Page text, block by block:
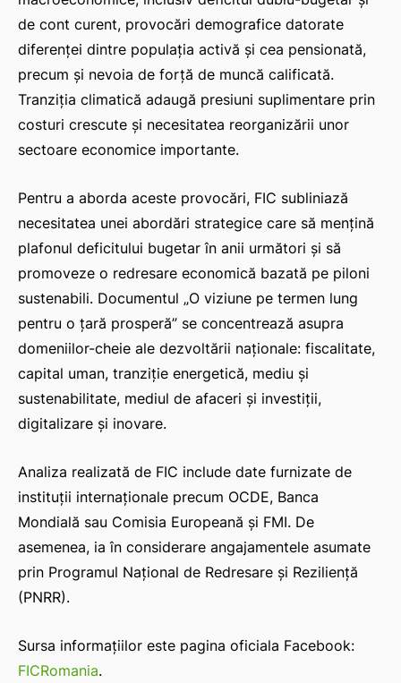
de cont curent, provocări demografice datorate
diferenței dintre populația activă și cea pensionată,
precum și nevoia de forță de muncă calificată.
Tranziția climatică adaugă presiuni suplimentare prin
costuri crescute și necesitatea reorganizării unor
sectoare economice importante.
Pentru a aborda aceste provocări, FIC subliniază
necesitatea unei abordări strategice care să mențină
plafonul deficitului bugetar în anii următori și să
promoveze o redresare economică bazată pe piloni
sustenabili. Documentul „O viziune pe termen lung
pentru o țară prosperă” se concentrează asupra
domeniilor-cheie ale dezvoltării naționale: fiscalitate,
capital uman, tranziție energetică, mediu și
sustenabilitate, mediul de afaceri și investiții,
digitalizare şi inovare.
Analiza realizată de FIC include date furnizate de
instituții internaționale precum OCDE, Banca
Mondială sau Comisia Europeană şi FMI. De
asemenea, ia în considerare angajamentele asumate
prin Programul Național de Redresare şi Reziliență
(PNRR).
Sursa informațiilor este pagina oficiala Facebook:
FICRomania.